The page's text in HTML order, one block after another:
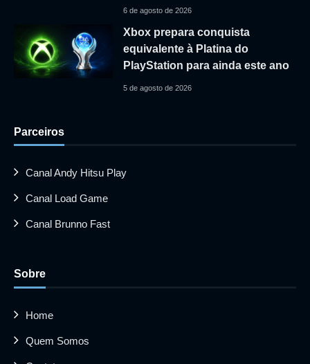
6 de agosto de 2026
Xbox prepara conquista
equivalente à Platina do
PlayStation para ainda este ano
5 de agosto de 2026
Parceiros
Canal Andy Hitsu Play
Canal Load Game
Canal Brunno Fast
Sobre
Home
Quem Somos